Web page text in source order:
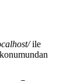
ile
konumundan